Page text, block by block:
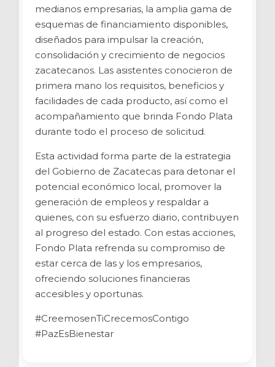
medianos empresarias, la amplia gama de
esquemas de financiamiento disponibles,
diseñados para impulsar la creación,
consolidación y crecimiento de negocios
zacatecanos. Las asistentes conocieron de
primera mano los requisitos, beneficios y
facilidades de cada producto, así como el
acompañamiento que brinda Fondo Plata
durante todo el proceso de solicitud.
Esta actividad forma parte de la estrategia
del Gobierno de Zacatecas para detonar el
potencial económico local, promover la
generación de empleos y respaldar a
quienes, con su esfuerzo diario, contribuyen
al progreso del estado. Con estas acciones,
Fondo Plata refrenda su compromiso de
estar cerca de las y los empresarios,
ofreciendo soluciones financieras
accesibles y oportunas.
#CreemosenTiCrecemosContigo
#PazEsBienestar